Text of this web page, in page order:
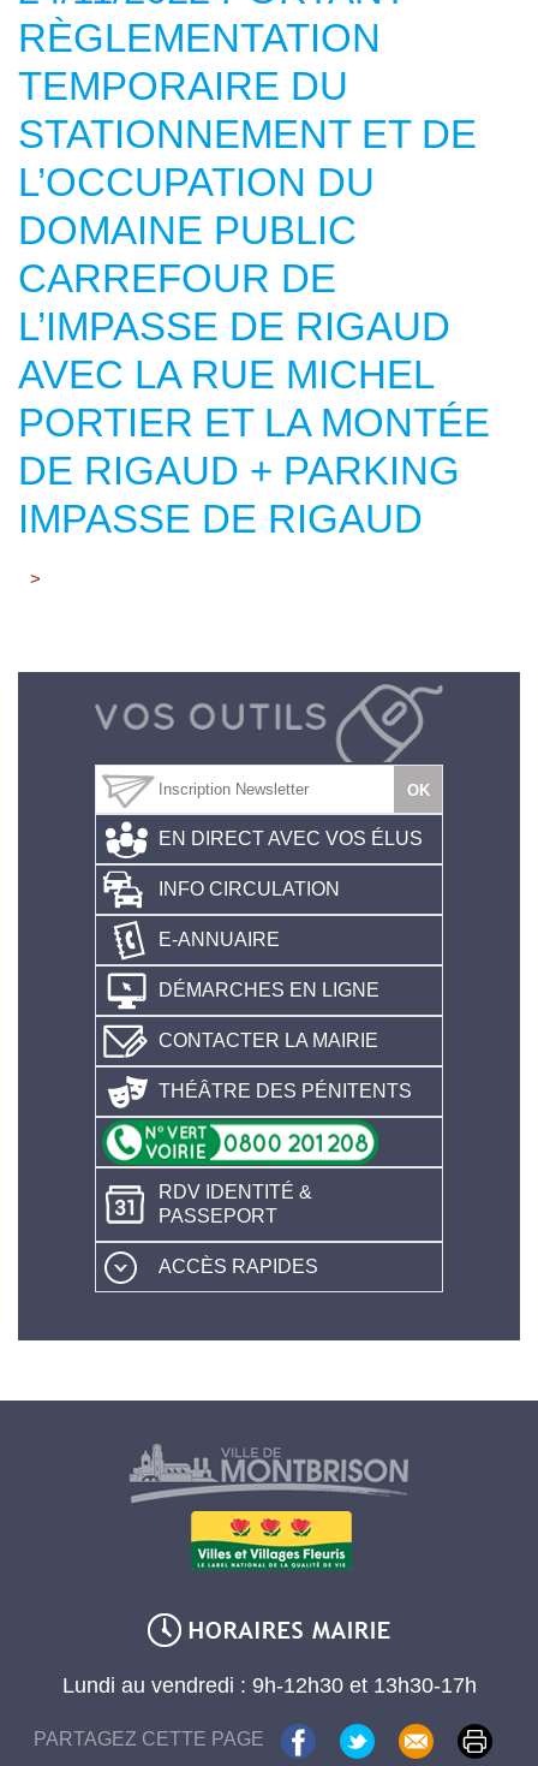
RÈGLEMENTATION
TEMPORAIRE DU
STATIONNEMENT ET DE
L’OCCUPATION DU
DOMAINE PUBLIC
CARREFOUR DE
L’IMPASSE DE RIGAUD
AVEC LA RUE MICHEL
PORTIER ET LA MONTÉE
DE RIGAUD + PARKING
IMPASSE DE RIGAUD
>
EN DIRECT AVEC VOS ÉLUS
INFO CIRCULATION
E-ANNUAIRE
DÉMARCHES EN LIGNE
CONTACTER LA MAIRIE
THÉÂTRE DES PÉNITENTS
RDV IDENTITÉ &
PASSEPORT
ACCÈS RAPIDES
Lundi au vendredi : 9h-12h30 et 13h30-17h
PARTAGEZ CETTE PAGE